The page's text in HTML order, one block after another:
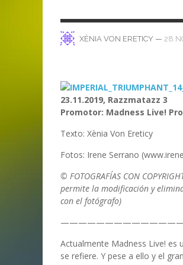
‘DEUS EX MACHINA’
IMPRESIONES
ENTREVISTA CON
NAGOLD 2025
LIV KRISTINE –
EN PROFUNDIDAD
SAMSON
MARC GUTIÉRREZ, 25
EMPIRE RADIO:
JUAN ESPINOZA, 3 JUNIO,
XÈNIA VON ERETICY — 28
23.11.2019, Razzmatazz 3
Promotor: Madness Live!
Texto: Xènia Von Ereticy
Fotos: Irene Serrano
© FOTOGRAFÍAS CON
permite la modificación y
con el fotógrafo)
Actualmente Madness Live!
se refiere. Y pese a ello y el